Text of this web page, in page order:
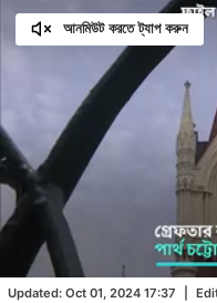
Updated: Oct 01, 2024 17:37
আনমিউট করতে ট্যাপ করুন
Loaded:
63.97%